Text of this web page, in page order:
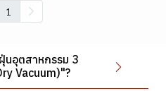
1
นอุตสาหกรรม 3
Vacuum)"?